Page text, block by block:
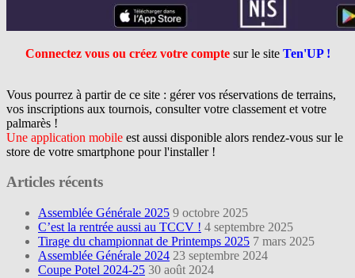
Connectez vous ou créez votre compte sur le site Ten'UP !
Vous pourrez à partir de ce site : gérer vos réservations de terrains,
vos inscriptions aux tournois, consulter votre classement et votre
palmarès !
Une application mobile est aussi disponible alors rendez-vous sur le
store de votre smartphone pour l'installer !
Articles récents
Assemblée Générale 2025 9 octobre 2025
C’est la rentrée aussi au TCCV ! 4 septembre 2025
Tirage du championnat de Printemps 2025 7 mars 2025
Assemblée Générale 2024 23 septembre 2024
Coupe Potel 2024-25 30 août 2024